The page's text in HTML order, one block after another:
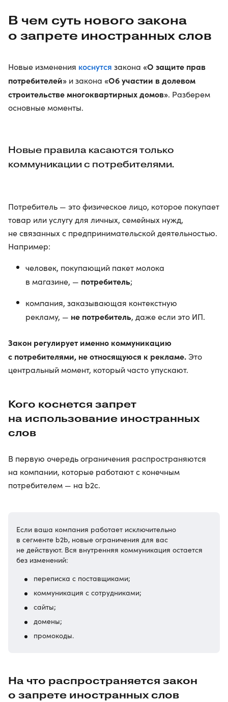
В чем суть нового закона
о запрете иностранных слов
Новые изменения коснутся закона «О защите прав
потребителей» и закона «Об участии в долевом
строительстве многоквартирных домов». Разберем
основные моменты.
Новые правила касаются только
коммуникации с потребителями.
Потребитель — это физическое лицо, которое покупает
товар или услугу для личных, семейных нужд,
не связанных с предпринимательской деятельностью.
Например:
человек, покупающий пакет молока
в магазине, — потребитель;
компания, заказывающая контекстную
рекламу, — не потребитель, даже если это ИП.
Закон регулирует именно коммуникацию
с потребителями, не относящуюся к рекламе.Это
центральный момент, который часто упускают.
Кого коснется запрет
на использование иностранных
слов
В первую очередь ограничения распространяются
на компании, которые работают с конечным
потребителем — на b2c.
Если ваша компания работает исключительно
в сегменте b2b, новые ограничения для вас
не действуют. Вся внутренняя коммуникация остается
без изменений:
переписка с поставщиками;
коммуникация с сотрудниками;
сайты;
домены;
промокоды.
На что распространяется закон
о запрете иностранных слов